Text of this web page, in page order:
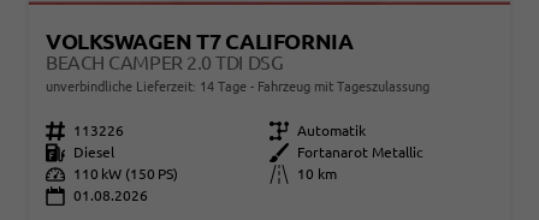
VOLKSWAGEN T7 CALIFORNIA
BEACH CAMPER 2.0 TDI DSG
unverbindliche Lieferzeit: 14 Tage Fahrzeug mit Tageszulassung
Fahrzeugnr. 113226 Getriebe Automatik
Kraftstoff
Diesel Außenfarbe
Fortanarot Metallic
Leistung
110 kW (150 PS) Kilometerstand
10 km
01.08.2026